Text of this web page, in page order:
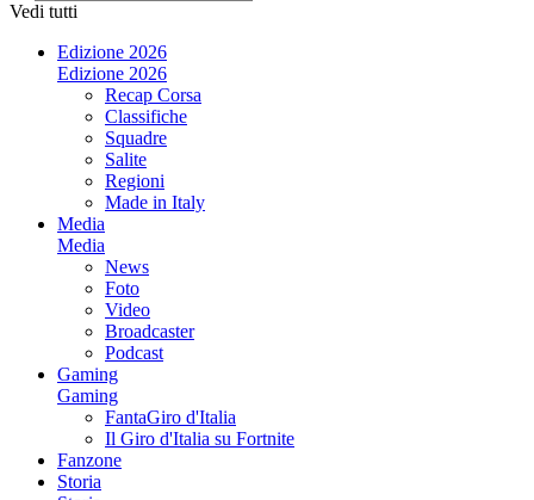
Vedi tutti
Edizione 2026
Edizione 2026
Recap Corsa
Classifiche
Squadre
Salite
Regioni
Made in Italy
Media
Media
News
Foto
Video
Broadcaster
Podcast
Gaming
Gaming
FantaGiro d'Italia
Il Giro d'Italia su Fortnite
Fanzone
Storia